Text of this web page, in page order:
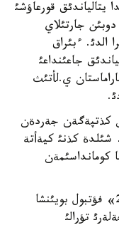
91- مينؤتئندا يتالياندئق قورعاؤشئ
جارتئلاي
الدئ. ءبئراق
جاعئنداعئ
ي.لأتئث
2:1 ةسةبئمةن كذتپةگةن جةردةن
ويئن كورسةتتئ. يتاليا قذراماسئ 1- شئلدة كذنئ كيةأتة
كومانداسئمةن
قازاقپارات ءوز وقئرماندارئن «ةؤرو-2012» فؤتبول بويئنشا
تؤرالئ